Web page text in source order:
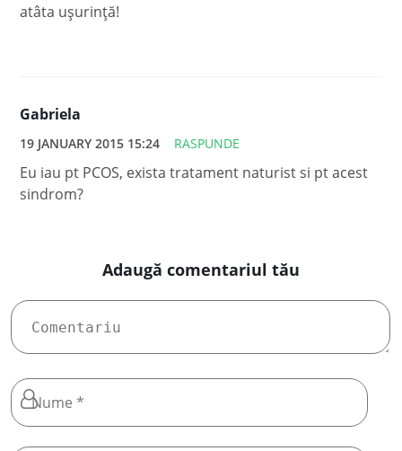
atâta ușurință!
Gabriela
19 JANUARY 2015 15:24 RASPUNDE
Eu iau pt PCOS, exista tratament naturist si pt acest
sindrom?
Adaugă comentariul tău